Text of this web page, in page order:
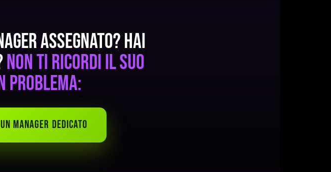
assegnato? Hai
Non ti ricordi il suo
problema:
manager dedicato